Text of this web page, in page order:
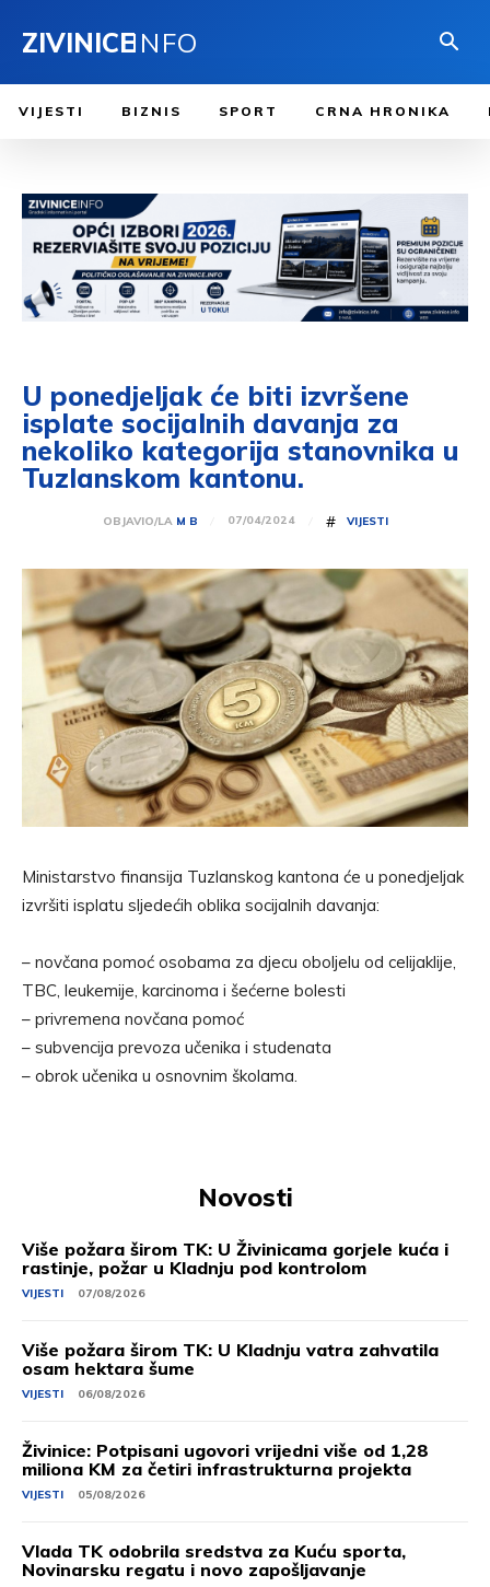
ZIVINICEINFO
VIJESTI BIZNIS SPORT CRNA HRONIKA
U ponedjeljak će biti izvršene
isplate socijalnih davanja za
nekoliko kategorija stanovnika u
Tuzlanskom kantonu.
OBJAVIO/LA M B 07/04/2024 # VIJESTI
Ministarstvo finansija Tuzlanskog kantona će u ponedjeljak
izvršiti isplatu sljedećih oblika socijalnih davanja:
– novčana pomoć osobama za djecu oboljelu od celijaklije,
TBC, leukemije, karcinoma i šećerne bolesti
– privremena novčana pomoć
– subvencija prevoza učenika i studenata
– obrok učenika u osnovnim školama.
Novosti
Više požara širom TK: U Živinicama gorjele kuća i
rastinje, požar u Kladnju pod kontrolom
VIJESTI 07/08/2026
Više požara širom TK: U Kladnju vatra zahvatila
osam hektara šume
VIJESTI 06/08/2026
Živinice: Potpisani ugovori vrijedni više od 1,28
miliona KM za četiri infrastrukturna projekta
VIJESTI 05/08/2026
Vlada TK odobrila sredstva za Kuću sporta,
Novinarsku regatu i novo zapošljavanje